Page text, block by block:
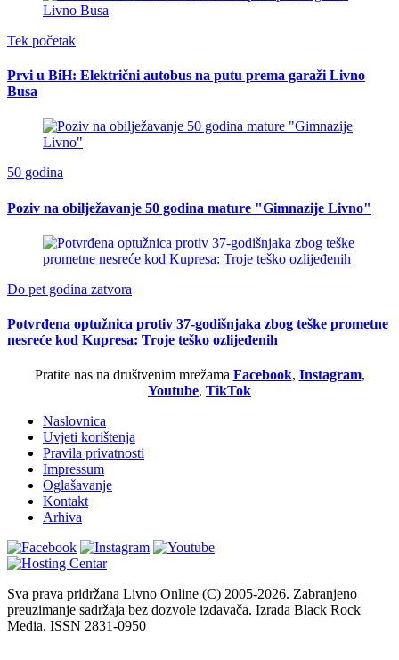
Tek početak
Prvi u BiH: Električni autobus na putu prema garaži Livno
Busa
50 godina
Poziv na obilježavanje 50 godina mature "Gimnazije Livno"
Do pet godina zatvora
Potvrđena optužnica protiv 37-godišnjaka zbog teške prometne
nesreće kod Kupresa: Troje teško ozlijeđenih
Pratite nas na društvenim mrežama Facebook, Instagram,
Youtube, TikTok
Naslovnica
Uvjeti korištenja
Pravila privatnosti
Impressum
Oglašavanje
Kontakt
Arhiva
Sva prava pridržana Livno Online (C) 2005-2026. Zabranjeno
preuzimanje sadržaja bez dozvole izdavača. Izrada Black Rock
Media. ISSN 2831-0950